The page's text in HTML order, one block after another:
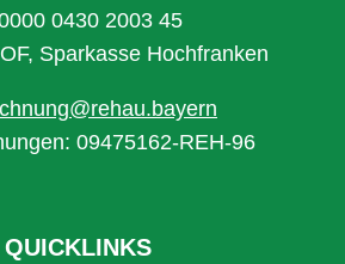
0430 2003 45
Sparkasse Hochfranken
09475162-REH-96
QUICKLINKS